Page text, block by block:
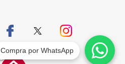
Compra por WhatsApp